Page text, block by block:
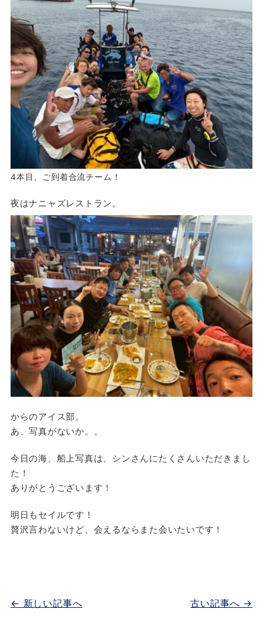
4本目、ご到着合流チーム！
夜はナニャズレストラン。
からのアイス部。
あ、写真がないか。。
今日の海、船上写真は、シンさんにたくさんいただきまし
た！
ありがとうございます！
明日もセイルです！
贅沢言わないけど、会えるならまた会いたいです！
古い記事へ →
← 新しい記事へ